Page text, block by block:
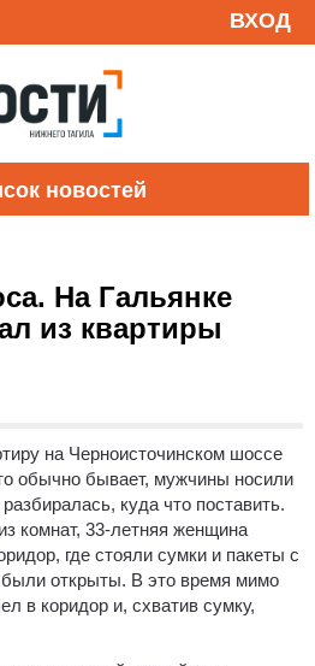
ВХОД
новостей
На Гальянке
из квартиры
на Черноисточинском шоссе
обычно бывает, мужчины носили
куда что поставить.
комнат, 33-летняя женщина
где стояли сумки и пакеты с
открыты. В это время мимо
в коридор и, схватив сумку,